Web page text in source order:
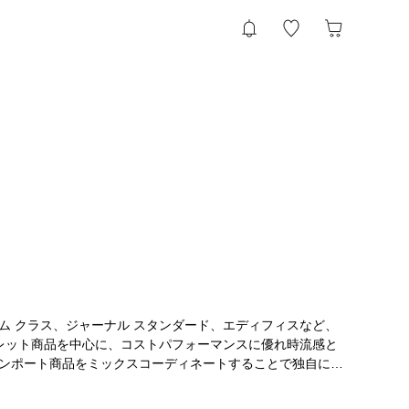
クラス、ジャーナル スタンダード、エディフィスなど、
ト商品を中心に、コストパフォーマンスに優れ時流感と
ート商品をミックスコーディネートすることで独自に価